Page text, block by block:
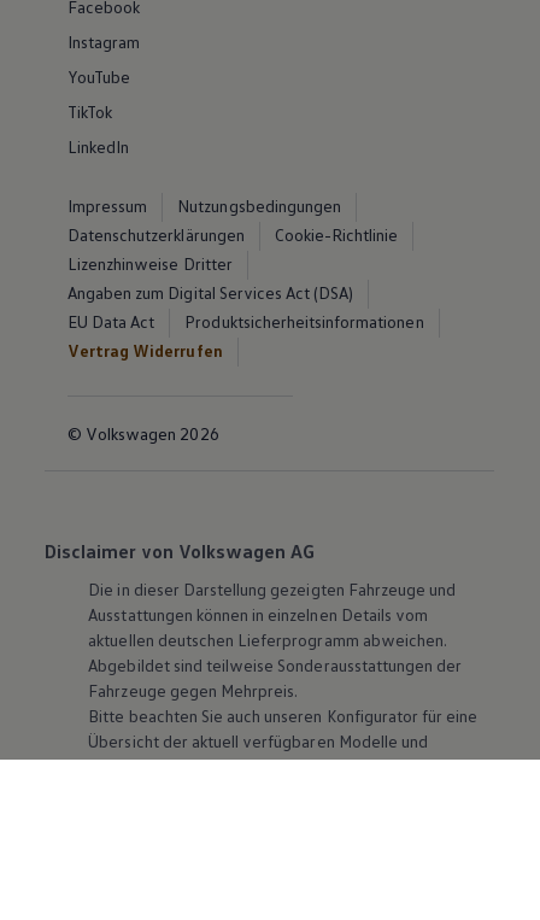
Facebook
Instagram
YouTube
TikTok
LinkedIn
Impressum
Nutzungsbedingungen
Datenschutzerklärungen
Cookie-Richtlinie
Lizenzhinweise Dritter
Angaben zum Digital Services Act (DSA)
EU Data Act
Produktsicherheitsinformationen
Vertrag Widerrufen
© Volkswagen 2026
Disclaimer von Volkswagen AG
Die in dieser Darstellung gezeigten Fahrzeuge und
Ausstattungen können in einzelnen Details vom
aktuellen deutschen Lieferprogramm abweichen.
Abgebildet sind teilweise Sonderausstattungen der
Fahrzeuge gegen Mehrpreis.
Bitte beachten Sie auch unseren Konfigurator für eine
Übersicht der aktuell verfügbaren Modelle und
Ausstattungen.